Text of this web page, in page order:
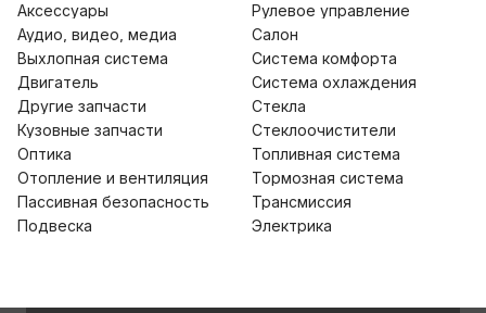
Аксессуары
Аудио, видео, медиа
Выхлопная система
Двигатель
Другие запчасти
Кузовные запчасти
Оптика
Отопление и вентиляция
Пассивная безопасность
Подвеска
Рулевое управление
Салон
Система комфорта
Система охлаждения
Стекла
Стеклоочистители
Топливная система
Тормозная система
Трансмиссия
Электрика